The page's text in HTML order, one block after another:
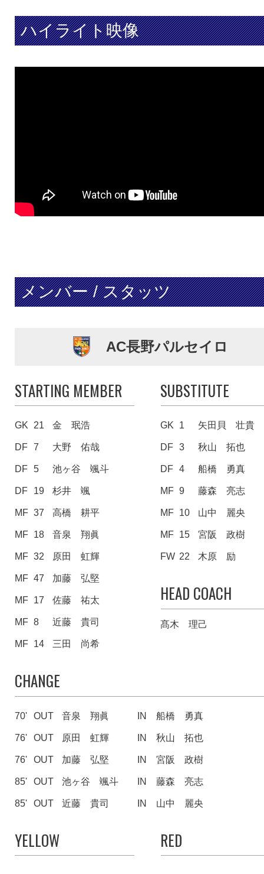
ハイライト映像
メンバー / スタッツ
AC長野パルセイロ
STARTING MEMBER
GK 21 金 珉浩
DF 7 大野 佑哉
DF 5 池ヶ谷 颯斗
DF 19 杉井 颯
MF 37 高橋 耕平
MF 18 音泉 翔眞
MF 32 原田 虹輝
MF 47 加藤 弘堅
MF 17 佐藤 祐太
MF 8 近藤 貴司
MF 14 三田 尚希
SUBSTITUTE
GK 1 矢田貝 壮貴
DF 3 秋山 拓也
DF 4 船橋 勇真
MF 9 藤森 亮志
MF 10 山中 麗央
MF 15 宮阪 政樹
FW 22 木原 励
HEAD COACH
髙木 理己
CHANGE
70' OUT 音泉 翔眞 IN 船橋 勇真
76' OUT 原田 虹輝 IN 秋山 拓也
76' OUT 加藤 弘堅 IN 宮阪 政樹
85' OUT 池ヶ谷 颯斗 IN 藤森 亮志
85' OUT 近藤 貴司 IN 山中 麗央
YELLOW RED